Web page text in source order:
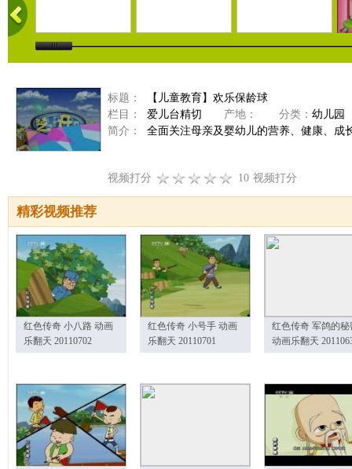
标题：
【儿童教育】欢乐保龄球
栏目：
爱儿台精切 产地： 分类： 幼儿园
简介：
全面关注母亲及婴幼儿的营养、健康、成
视频打分 10 视频打分
精彩视频推荐
红色传奇 小八路 动画
乐翻天 20110702
红色传奇 小号手 动画
乐翻天 20110701
红色传奇 军鸽的秘
动画乐翻天